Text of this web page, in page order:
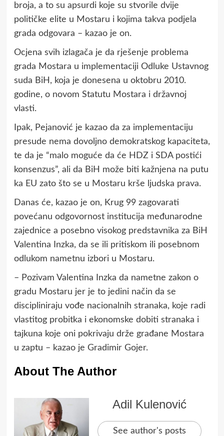
broja, a to su apsurdi koje su stvorile dvije
političke elite u Mostaru i kojima takva podjela
grada odgovara – kazao je on.
Ocjena svih izlagača je da rješenje problema
grada Mostara u implementaciji Odluke Ustavnog
suda BiH, koja je donesena u oktobru 2010.
godine, o novom Statutu Mostara i državnoj
vlasti.
Ipak, Pejanović je kazao da za implementaciju
presude nema dovoljno demokratskog kapaciteta,
te da je “malo moguće da će HDZ i SDA postići
konsenzus”, ali da BiH može biti kažnjena na putu
ka EU zato što se u Mostaru krše ljudska prava.
Danas će, kazao je on, Krug 99 zagovarati
povećanu odgovornost institucija međunarodne
zajednice a posebno visokog predstavnika za BiH
Valentina Inzka, da se ili pritiskom ili posebnom
odlukom nametnu izbori u Mostaru.
– Pozivam Valentina Inzka da nametne zakon o
gradu Mostaru jer je to jedini način da se
discipliniraju vođe nacionalnih stranaka, koje radi
vlastitog probitka i ekonomske dobiti stranaka i
tajkuna koje oni pokrivaju drže građane Mostara
u zaptu – kazao je Gradimir Gojer.
About The Author
Adil Kulenović
See author's posts